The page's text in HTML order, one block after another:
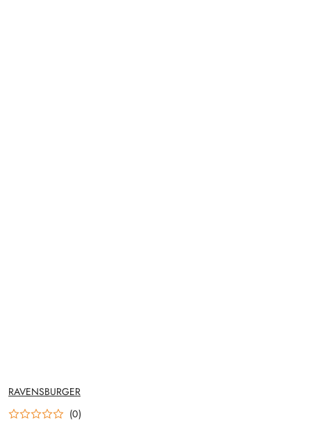
NAZWA
PRODUCENTA:
RAVENSBURGER
(0)